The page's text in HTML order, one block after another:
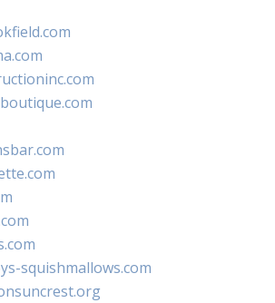
squishmallows.com